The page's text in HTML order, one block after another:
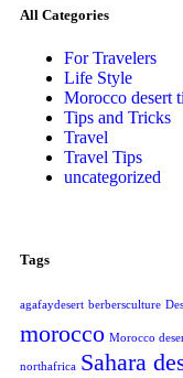
All Categories
For Travelers
Life Style
Morocco desert
Tips and Tricks
Travel
Travel Tips
uncategorized
Tags
agafaydesert berbersculture
morocco Morocco
northafrica Sahara